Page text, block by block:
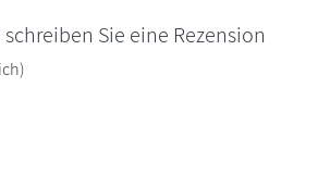
Sie eine Rezension